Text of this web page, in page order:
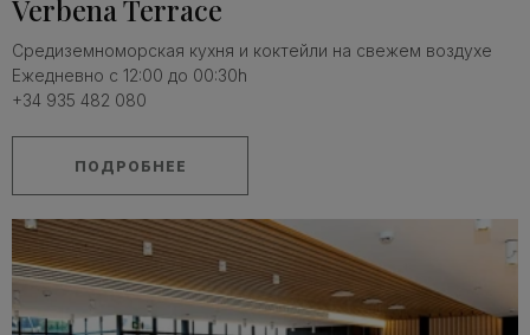
Verbena Terrace
Средиземноморская кухня и коктейли на свежем воздухе
Ежедневно с 12:00 до 00:30h
+34 935 482 080
ПОДРОБНЕЕ